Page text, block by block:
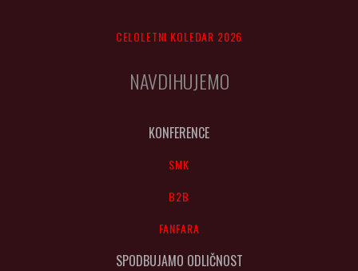
CELOLETNI KOLEDAR 2026
NAVDIHUJEMO
KONFERENCE
SMK
B2B
FANFARA
SPODBUJAMO ODLIČNOST